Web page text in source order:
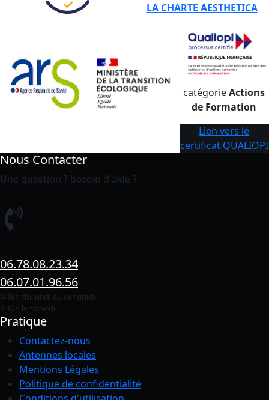
LA CHARTE AESTHETICA
catégorieActions
de Formation
Lien vers le
certificat QUALIOPI
Nous Contacter
Une question ? besoin d'aide ?
06.78.08.23.34
06.07.01.96.56
9-18h du lundi au vendredi
9-12h le samedi
Pratique
Contactez-nous
Antennes locales
Mentions Légales
Politique de confidentialité